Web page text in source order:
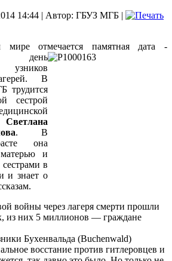
14:44 | Автор: ГБУЗ МГБ |
отмечается памятная дата -
день
В
трудится
сестрой
Светлана
. В
она
и
в
и знает о
войны через лагеря смерти прошли
из них 5 миллионов — граждане
Бухенвальда (Buchenwald)
восстание против гитлеровцев и